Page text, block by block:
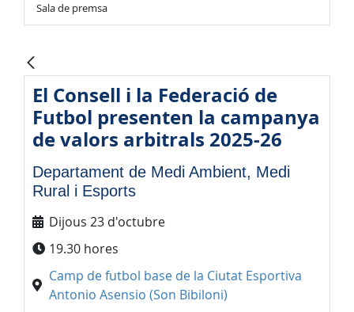
Sala de premsa
El Consell i la Federació de
Futbol presenten la campanya
de valors arbitrals 2025-26
Departament de Medi Ambient, Medi
Rural i Esports
Dijous 23 d'octubre
19.30 hores
Camp de futbol base de la Ciutat Esportiva
Antonio Asensio (Son Bibiloni)